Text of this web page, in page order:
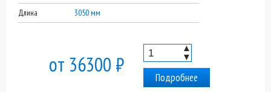
Длина
3050 мм
от 36300 ₽
▲
▼
Подробнее